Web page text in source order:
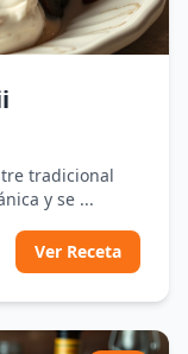
tradicional
y se ...
Ver Receta